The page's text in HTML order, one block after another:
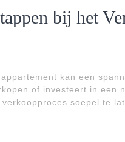
bij het
kan een
of investeert in een
soepel te